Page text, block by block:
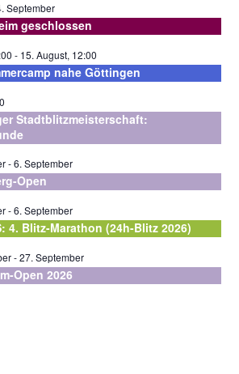
September
geschlossen
- 15. August, 12:00
nahe Göttingen
Stadtblitzmeisterschaft:
-6. September
Open
-6. September
4. Blitz-Marathon (24h-Blitz 2026)
-27. September
Open 2026